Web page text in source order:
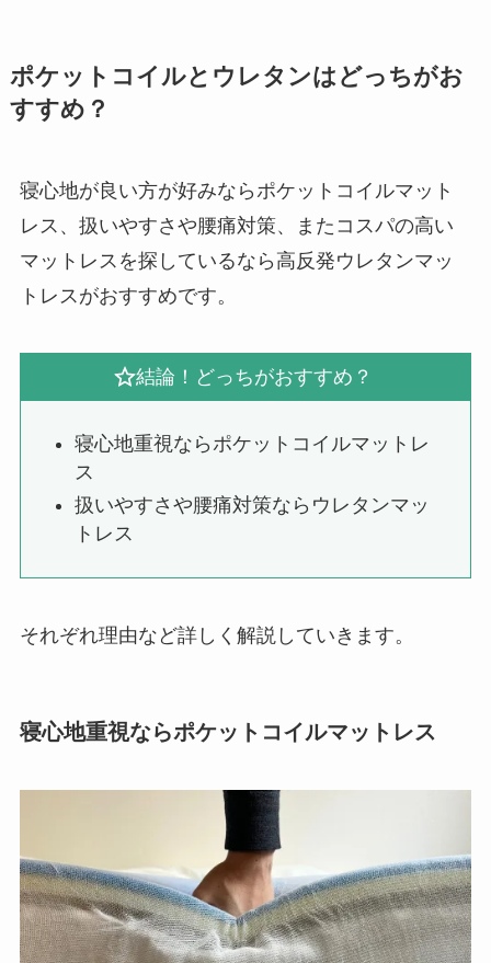
ポケットコイルとウレタンはどっちがお
すすめ？
寝心地が良い方が好みならポケットコイルマット
レス、扱いやすさや腰痛対策、またコスパの高い
マットレスを探しているなら高反発ウレタンマッ
トレスがおすすめです。
結論！どっちがおすすめ？
寝心地重視ならポケットコイルマットレ
ス
扱いやすさや腰痛対策ならウレタンマッ
トレス
それぞれ理由など詳しく解説していきます。
寝心地重視ならポケットコイルマットレス